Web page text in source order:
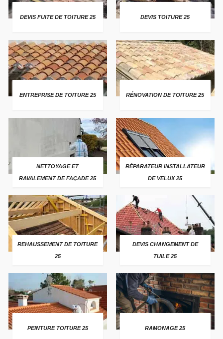
DEVIS FUITE DE TOITURE 25 DEVIS TOITURE 25
ENTREPRISE DE TOITURE 25 RÉNOVATION DE TOITURE 25
NETTOYAGE ET
RAVALEMENT DE FAÇADE 25
RÉPARATEUR INSTALLATEUR
DE VELUX 25
REHAUSSEMENT DE TOITURE
25
DEVIS CHANGEMENT DE
TUILE 25
PEINTURE TOITURE 25 RAMONAGE 25